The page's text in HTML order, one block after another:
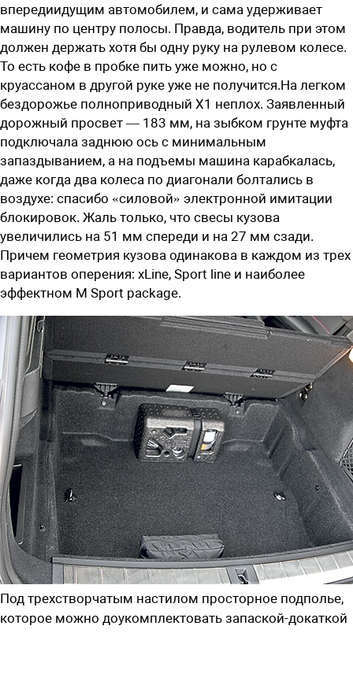
впередиидущим автомобилем, и сама удерживает
машину по центру полосы. Правда, водитель при этом
должен держать хотя бы одну руку на рулевом колесе.
То есть кофе в пробке пить уже можно, но с
круассаном в другой руке уже не получится.На легком
бездорожье полноприводный X1 неплох. Заявленный
дорожный просвет — 183 мм, на зыбком грунте муфта
подключала заднюю ось с минимальным
запаздыванием, а на подъемы машина карабкалась,
даже когда два колеса по диагонали болтались в
воздухе: спасибо «силовой» электронной имитации
блокировок. Жаль только, что свесы кузова
увеличились на 51 мм спереди и на 27 мм сзади.
Причем геометрия кузова одинакова в каждом из трех
вариантов оперения: xLine, Sport line и наиболее
эффектном M Sport package.
Под трехстворчатым настилом просторное подполье,
которое можно доукомплектовать запаской-докаткой